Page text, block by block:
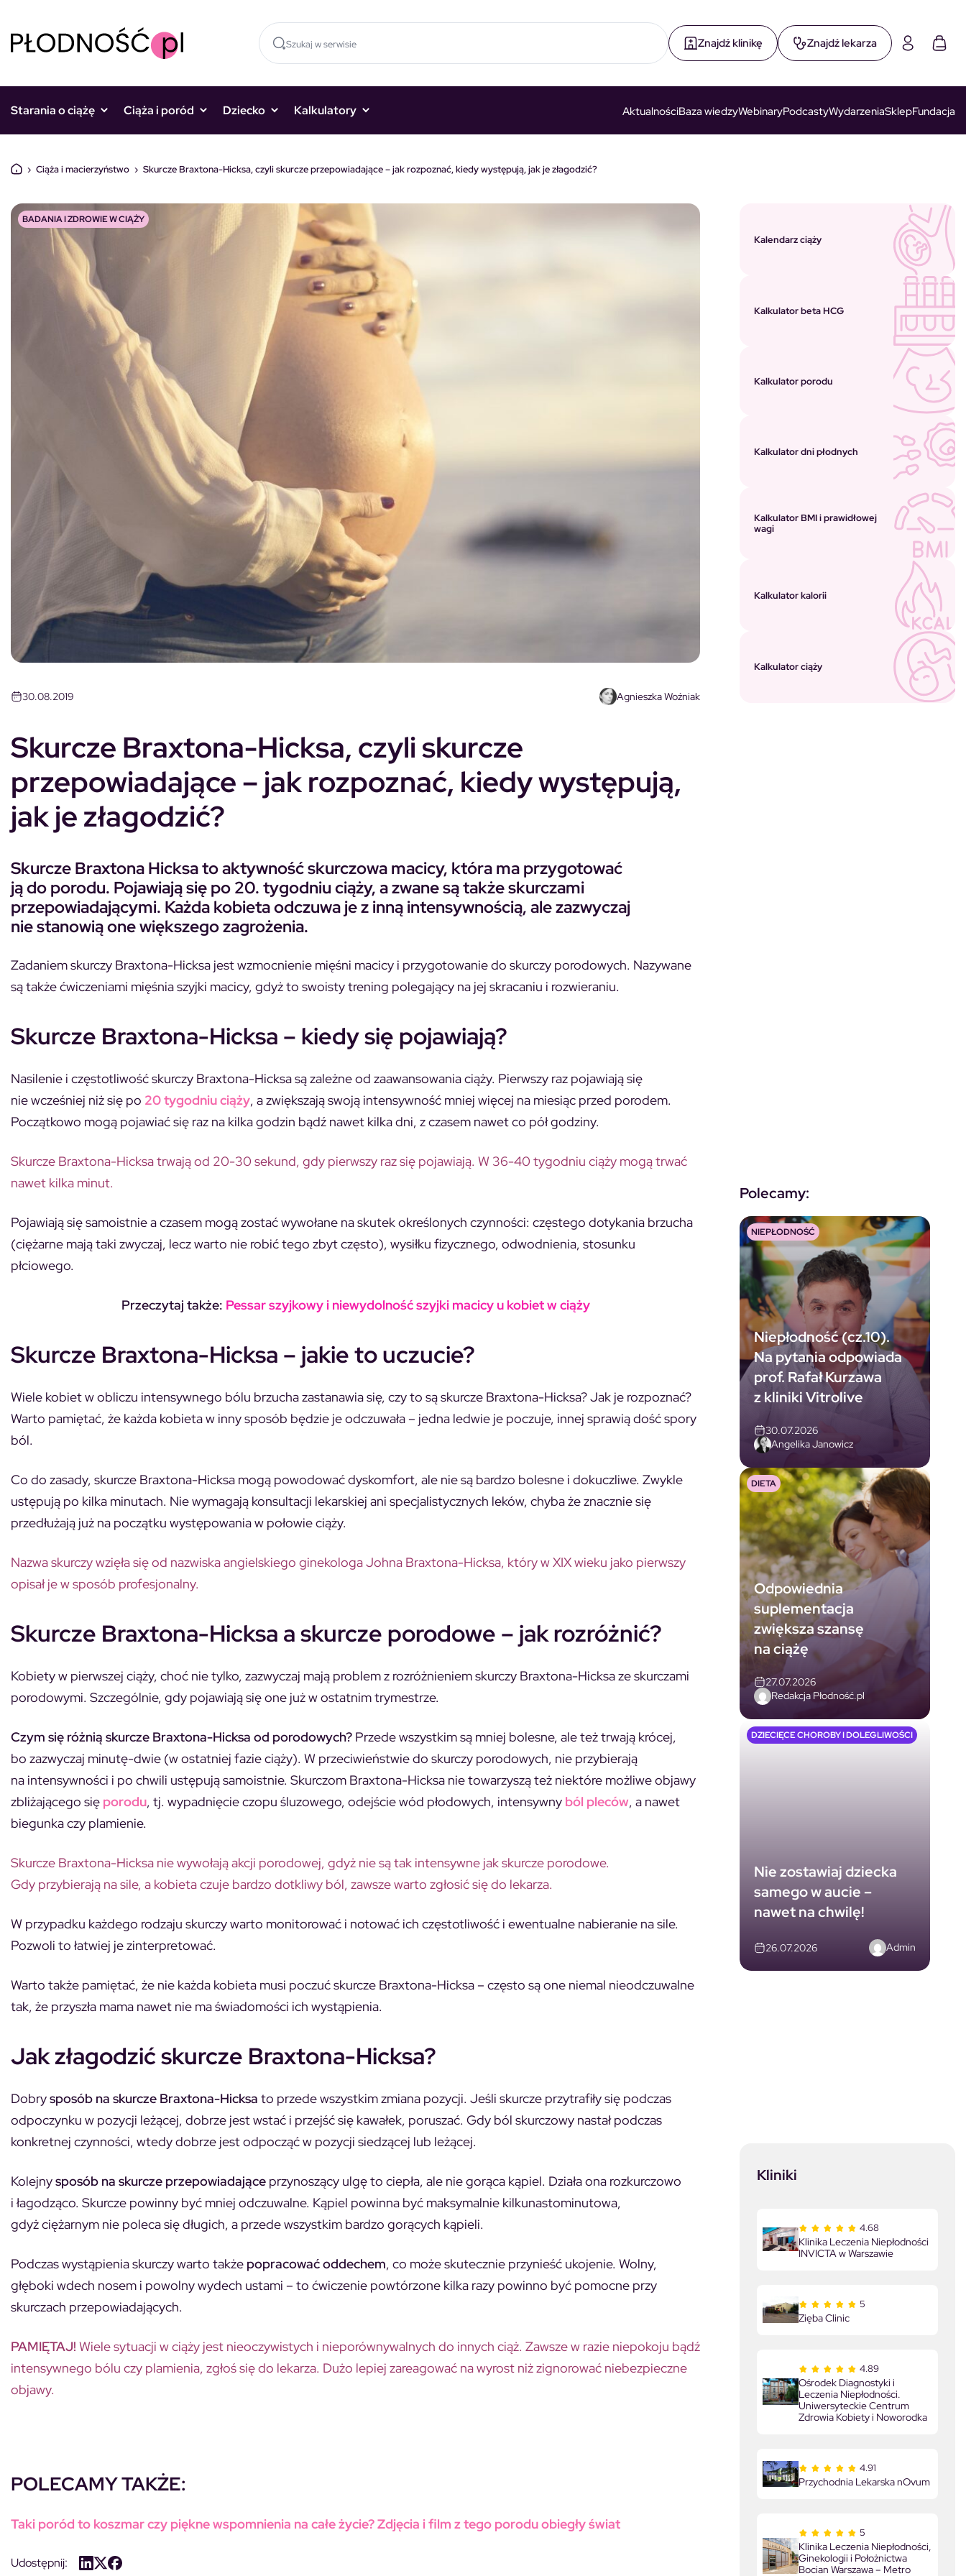
Znajdź klinikę Znajdź lekarza
Starania o ciążę Ciąża i poród Dziecko Kalkulatory AktualnościBaza wiedzyWebinaryPodcastyWydarzeniaSklepFundacja
› Ciąża i macierzyństwo › Skurcze Braxtona-Hicksa, czyli skurcze przepowiadające – jak rozpoznać, kiedy występują, jak je złagodzić?
BADANIA I ZDROWIE W CIĄŻY
30.08.2019 Agnieszka Woźniak
Skurcze Braxtona-Hicksa, czyli skurcze
przepowiadające – jak rozpoznać, kiedy występują,
jak je złagodzić?
Skurcze Braxtona Hicksa to aktywność skurczowa macicy, która ma przygotować
ją do porodu. Pojawiają się po 20. tygodniu ciąży, a zwane są także skurczami
przepowiadającymi. Każda kobieta odczuwa je z inną intensywnością, ale zazwyczaj
nie stanowią one większego zagrożenia.
Zadaniem skurczy Braxtona-Hicksa jest wzmocnienie mięśni macicy i przygotowanie do skurczy porodowych. Nazywane
są także ćwiczeniami mięśnia szyjki macicy, gdyż to swoisty trening polegający na jej skracaniu i rozwieraniu.
Skurcze Braxtona-Hicksa – kiedy się pojawiają?
Nasilenie i częstotliwość skurczy Braxtona-Hicksa są zależne od zaawansowania ciąży. Pierwszy raz pojawiają się
nie wcześniej niż się po 20 tygodniu ciąży, a zwiększają swoją intensywność mniej więcej na miesiąc przed porodem.
Początkowo mogą pojawiać się raz na kilka godzin bądź nawet kilka dni, z czasem nawet co pół godziny.
Skurcze Braxtona-Hicksa trwają od 20-30 sekund, gdy pierwszy raz się pojawiają. W 36-40 tygodniu ciąży mogą trwać
nawet kilka minut.
Pojawiają się samoistnie a czasem mogą zostać wywołane na skutek określonych czynności: częstego dotykania brzucha
(ciężarne mają taki zwyczaj, lecz warto nie robić tego zbyt często), wysiłku fizycznego, odwodnienia, stosunku
płciowego.
Przeczytaj także: Pessar szyjkowy i niewydolność szyjki macicy u kobiet w ciąży
Skurcze Braxtona-Hicksa – jakie to uczucie?
Wiele kobiet w obliczu intensywnego bólu brzucha zastanawia się, czy to są skurcze Braxtona-Hicksa? Jak je rozpoznać?
Warto pamiętać, że każda kobieta w inny sposób będzie je odczuwała – jedna ledwie je poczuje, innej sprawią dość spory
ból.
Co do zasady, skurcze Braxtona-Hicksa mogą powodować dyskomfort, ale nie są bardzo bolesne i dokuczliwe. Zwykle
ustępują po kilka minutach. Nie wymagają konsultacji lekarskiej ani specjalistycznych leków, chyba że znacznie się
przedłużają już na początku występowania w połowie ciąży.
Nazwa skurczy wzięła się od nazwiska angielskiego ginekologa Johna Braxtona-Hicksa, który w XIX wieku jako pierwszy
opisał je w sposób profesjonalny.
Skurcze Braxtona-Hicksa a skurcze porodowe – jak rozróżnić?
Kobiety w pierwszej ciąży, choć nie tylko, zazwyczaj mają problem z rozróżnieniem skurczy Braxtona-Hicksa ze skurczami
porodowymi. Szczególnie, gdy pojawiają się one już w ostatnim trymestrze.
Czym się różnią skurcze Braxtona-Hicksa od porodowych? Przede wszystkim są mniej bolesne, ale też trwają krócej,
bo zazwyczaj minutę-dwie (w ostatniej fazie ciąży). W przeciwieństwie do skurczy porodowych, nie przybierają
na intensywności i po chwili ustępują samoistnie. Skurczom Braxtona-Hicksa nie towarzyszą też niektóre możliwe objawy
zbliżającego się porodu, tj. wypadnięcie czopu śluzowego, odejście wód płodowych, intensywny ból pleców, a nawet
biegunka czy plamienie.
Skurcze Braxtona-Hicksa nie wywołają akcji porodowej, gdyż nie są tak intensywne jak skurcze porodowe.
Gdy przybierają na sile, a kobieta czuje bardzo dotkliwy ból, zawsze warto zgłosić się do lekarza.
W przypadku każdego rodzaju skurczy warto monitorować i notować ich częstotliwość i ewentualne nabieranie na sile.
Pozwoli to łatwiej je zinterpretować.
Warto także pamiętać, że nie każda kobieta musi poczuć skurcze Braxtona-Hicksa – często są one niemal nieodczuwalne
tak, że przyszła mama nawet nie ma świadomości ich wystąpienia.
Jak złagodzić skurcze Braxtona-Hicksa?
Dobrysposób na skurcze Braxtona-Hicksa to przede wszystkim zmiana pozycji. Jeśli skurcze przytrafiły się podczas
odpoczynku w pozycji leżącej, dobrze jest wstać i przejść się kawałek, poruszać. Gdy ból skurczowy nastał podczas
konkretnej czynności, wtedy dobrze jest odpocząć w pozycji siedzącej lub leżącej.
Kolejnysposób na skurcze przepowiadające przynoszący ulgę to ciepła, ale nie gorąca kąpiel. Działa ona rozkurczowo
i łagodząco. Skurcze powinny być mniej odczuwalne. Kąpiel powinna być maksymalnie kilkunastominutowa,
gdyż ciężarnym nie poleca się długich, a przede wszystkim bardzo gorących kąpieli.
Podczas wystąpienia skurczy warto także popracować oddechem, co może skutecznie przynieść ukojenie. Wolny,
głęboki wdech nosem i powolny wydech ustami – to ćwiczenie powtórzone kilka razy powinno być pomocne przy
skurczach przepowiadających.
PAMIĘTAJ! Wiele sytuacji w ciąży jest nieoczywistych i nieporównywalnych do innych ciąż. Zawsze w razie niepokoju bądź
intensywnego bólu czy plamienia, zgłoś się do lekarza. Dużo lepiej zareagować na wyrost niż zignorować niebezpieczne
objawy.
POLECAMY TAKŻE:
Taki poród to koszmar czy piękne wspomnienia na całe życie? Zdjęcia i film z tego porodu obiegły świat
Udostępnij:
Kalendarz ciąży
Kalkulator beta HCG
Kalkulator porodu
Kalkulator dni płodnych
Kalkulator BMI i prawidłowej
wagi
Kalkulator kalorii
Kalkulator ciąży
Polecamy:
Niepłodność (cz.10).
Na pytania odpowiada
prof. Rafał Kurzawa
z kliniki Vitrolive
30.07.2026
Angelika Janowicz
NIEPŁODNOŚĆ
Odpowiednia
suplementacja
zwiększa szansę
na ciążę
27.07.2026
Redakcja Płodność.pl
DIETA
Nie zostawiaj dziecka
samego w aucie –
nawet na chwilę!
26.07.2026 Admin
DZIECIĘCE CHOROBY I DOLEGLIWOŚCI
Kliniki
4.68
Klinika Leczenia Niepłodności
INVICTA w Warszawie
5
Zięba Clinic
4.89
Ośrodek Diagnostyki i
Leczenia Niepłodności.
Uniwersyteckie Centrum
Zdrowia Kobiety i Noworodka
4.91
Przychodnia Lekarska nOvum
5
Klinika Leczenia Niepłodności,
Ginekologii i Położnictwa
Bocian Warszawa – Metro